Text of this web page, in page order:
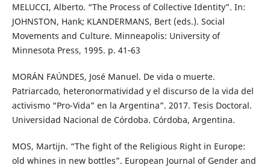
MELUCCI, Alberto. “The Process of Collective Identity”. In:
JOHNSTON, Hank; KLANDERMANS, Bert (eds.). Social
Movements and Culture. Minneapolis: University of
Minnesota Press, 1995. p. 41‑63
MORÁN FAÚNDES, José Manuel. De vida o muerte.
Patriarcado, heteronormatividad y el discurso de la vida del
activismo “Pro-Vida” en la Argentina”. 2017. Tesis Doctoral.
Universidad Nacional de Córdoba. Córdoba, Argentina.
MOS, Martijn. “The fight of the Religious Right in Europe:
old whines in new bottles”. European Journal of Gender and